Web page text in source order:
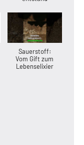
Sauerstoff:
Vom Gift zum
Lebenselixier